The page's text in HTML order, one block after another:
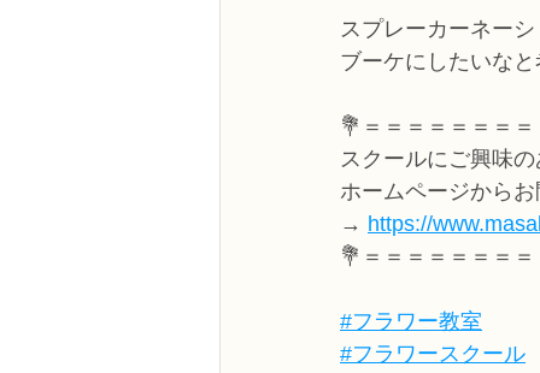
スプレーカーネー
ブーケにしたいな
💐＝＝＝＝＝＝＝
スクールにご興味
ホームページから
→ https://
💐＝＝＝＝＝＝＝
#フラワー教室
#フラワースクール